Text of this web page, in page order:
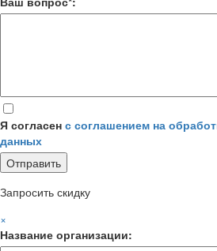
Я согласен с соглашением на
данных
Запросить скидку
×
Название организации: